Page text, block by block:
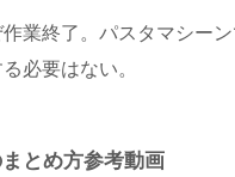
業終了。パスタマシー
必要はない。
とめ方参考動画